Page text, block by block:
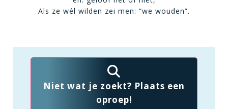
Als ze wél wilden zei men: “we wouden”.
Niet wat je zoekt? Plaats een
oproep!